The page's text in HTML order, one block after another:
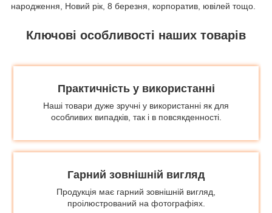
народження, Новий рік, 8 березня, корпоратив, ювілей тощо.
Ключові особливості наших товарів
Практичність у використанні
Наші товари дуже зручні у використанні як для
особливих випадків, так і в повсякденності.
Гарний зовнішній вигляд
Продукція має гарний зовнішній вигляд,
проілюстрований на фотографіях.